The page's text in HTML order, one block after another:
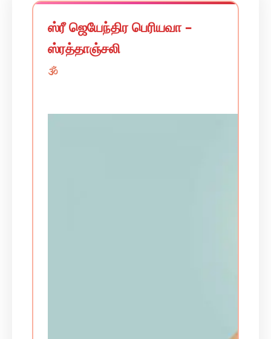
ஸ்ரீ ஜெயேந்திர பெரியவா –
ஸ்ரத்தாஞ்சலி
🕉️